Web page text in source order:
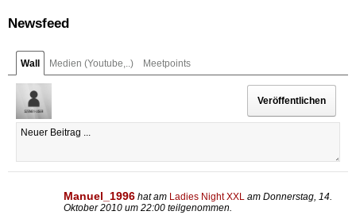
Newsfeed
Wall Medien (Youtube,..) Meetpoints
Manuel_1996 hat am Ladies Night XXL am Donnerstag, 14.
Oktober 2010 um 22:00 teilgenommen.